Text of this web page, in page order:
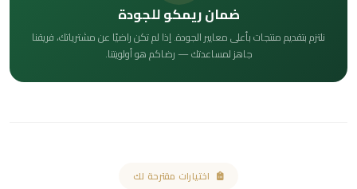
ضمان ريمكو للجودة
نلتزم بتقديم منتجات بأعلى معايير الجودة. إذا لم تكن راضيًا عن مشترياتك، فريقنا
جاهز لمساعدتك — رضاكم هو أولويتنا.
اختيارات مقترحة لك